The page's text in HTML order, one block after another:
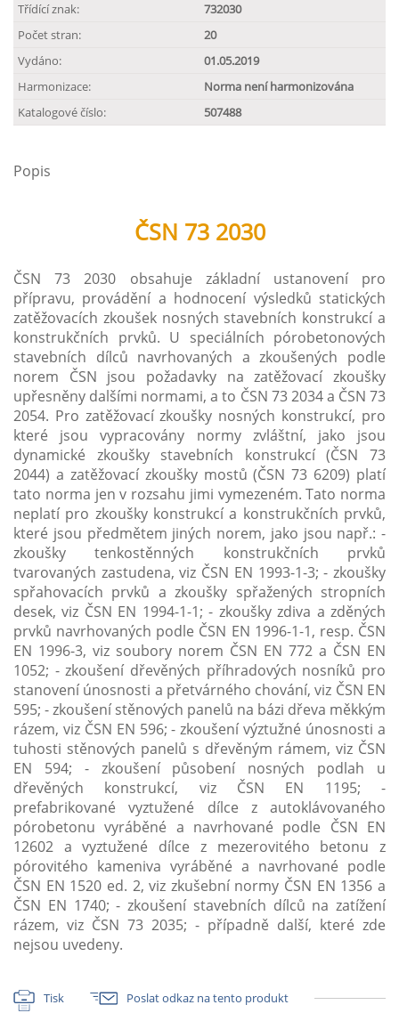
Třídící znak:
732030
Počet stran:
20
Vydáno:
01.05.2019
Harmonizace:
Norma není harmonizována
Katalogové číslo:
507488
Popis
ČSN 73 2030
ČSN 73 2030 obsahuje základní ustanovení pro
přípravu, provádění a hodnocení výsledků statických
zatěžovacích zkoušek nosných stavebních konstrukcí a
konstrukčních prvků. U speciálních pórobetonových
stavebních dílců navrhovaných a zkoušených podle
norem ČSN jsou požadavky na zatěžovací zkoušky
upřesněny dalšími normami, a to ČSN 73 2034 a ČSN 73
2054. Pro zatěžovací zkoušky nosných konstrukcí, pro
které jsou vypracovány normy zvláštní, jako jsou
dynamické zkoušky stavebních konstrukcí (ČSN 73
2044) a zatěžovací zkoušky mostů (ČSN 73 6209) platí
tato norma jen v rozsahu jimi vymezeném. Tato norma
neplatí pro zkoušky konstrukcí a konstrukčních prvků,
které jsou předmětem jiných norem, jako jsou např.: -
zkoušky tenkostěnných konstrukčních prvků
tvarovaných zastudena, viz ČSN EN 1993-1-3; - zkoušky
spřahovacích prvků a zkoušky spřažených stropních
desek, viz ČSN EN 1994-1-1; - zkoušky zdiva a zděných
prvků navrhovaných podle ČSN EN 1996-1-1, resp. ČSN
EN 1996-3, viz soubory norem ČSN EN 772 a ČSN EN
1052; - zkoušení dřevěných příhradových nosníků pro
stanovení únosnosti a přetvárného chování, viz ČSN EN
595; - zkoušení stěnových panelů na bázi dřeva měkkým
rázem, viz ČSN EN 596; - zkoušení výztužné únosnosti a
tuhosti stěnových panelů s dřevěným rámem, viz ČSN
EN 594; - zkoušení působení nosných podlah u
dřevěných konstrukcí, viz ČSN EN 1195; -
prefabrikované vyztužené dílce z autoklávovaného
pórobetonu vyráběné a navrhované podle ČSN EN
12602 a vyztužené dílce z mezerovitého betonu z
pórovitého kameniva vyráběné a navrhované podle
ČSN EN 1520 ed. 2, viz zkušební normy ČSN EN 1356 a
ČSN EN 1740; - zkoušení stavebních dílců na zatížení
rázem, viz ČSN 73 2035; - případně další, které zde
nejsou uvedeny.
Tisk Poslat odkaz na tento produkt